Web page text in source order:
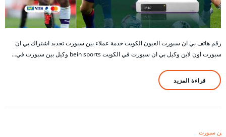
رقم هاتف بي ان سبورت العيون الكويت خدمة عملاء بين سبورت تجديد اشتراك بي ان
سبورت اون لاين وكيل بي ان سبورت في الكويت bein sports وكيل بين سبورت في…
قراءة المزيد
بين سبورت